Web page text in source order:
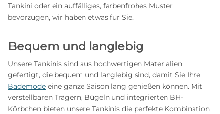
Tankini oder ein auffälliges, farbenfrohes Muster
bevorzugen, wir haben etwas für Sie.
Bequem und langlebig
Unsere Tankinis sind aus hochwertigen Materialien
gefertigt, die bequem und langlebig sind, damit Sie Ihre
Bademode eine ganze Saison lang genießen können. Mit
verstellbaren Trägern, Bügeln und integrierten BH-
Körbchen bieten unsere Tankinis die perfekte Kombination